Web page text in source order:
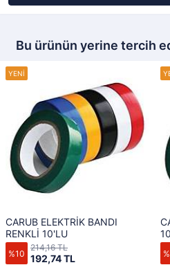
Bu ürünün yerine tercih
CARUB ELEKTRİK BANDI
RENKLİ 10'LU
%10 192,74 TL
214,16 TL